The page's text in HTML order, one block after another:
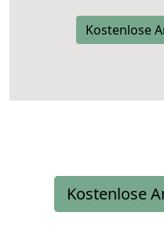
Kostenlose
Kostenlose